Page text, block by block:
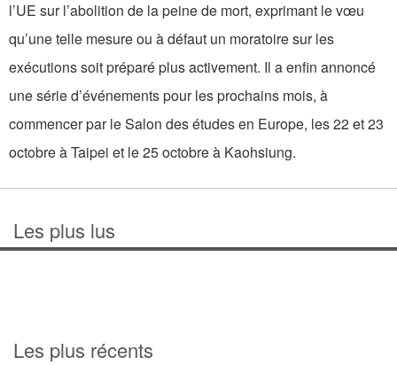
l’UE sur l’abolition de la peine de mort, exprimant le vœu
qu’une telle mesure ou à défaut un moratoire sur les
exécutions soit préparé plus activement. Il a enfin annoncé
une série d’événements pour les prochains mois, à
commencer par le Salon des études en Europe, les 22 et 23
octobre à Taipei et le 25 octobre à Kaohsiung.
Les plus lus
Les plus récents